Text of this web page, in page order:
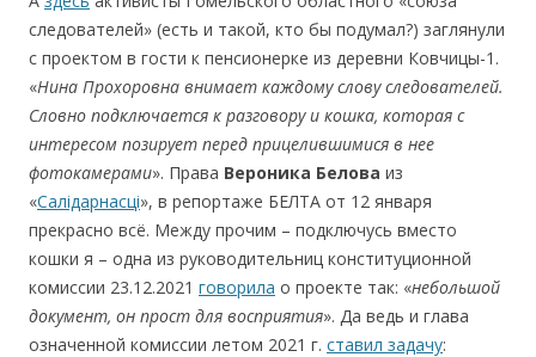
следователей» (есть и такой, кто бы подумал?) заглянули
с проектом в гости к пенсионерке из деревни Ковчицы-1.
«Нина Прохоровна внимает каждому слову следователей.
Словно подключается к разговору и кошка, которая с
интересом позирует перед прицелившимися в нее
фотокамерами». Права Вероника Белова из
«Салідарнасці», в репортаже БЕЛТА от 12 января
прекрасно всё. Между прочим – подключусь вместо
кошки я – одна из руководительниц конституционной
комиссии 23.12.2021 говорила о проекте так: «небольшой
документ, он прост для восприятия». Да ведь и глава
означенной комиссии летом 2021 г. ставил задачу: